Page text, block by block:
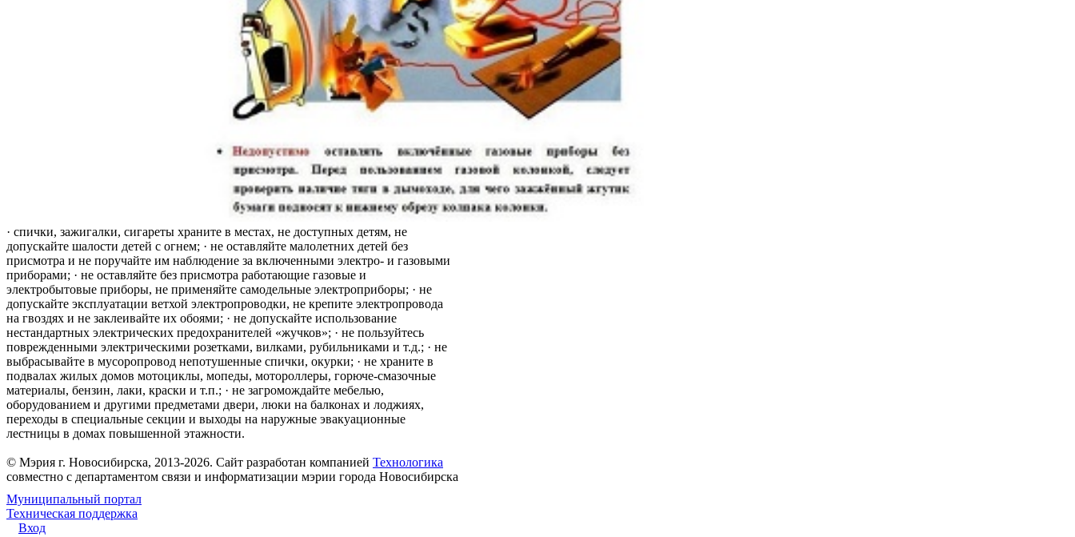
· спички, зажигалки, сигареты храните в местах, не доступных детям, не
допускайте шалости детей с огнем; · не оставляйте малолетних детей без
присмотра и не поручайте им наблюдение за включенными электро- и газовыми
приборами; · не оставляйте без присмотра работающие газовые и
электробытовые приборы, не применяйте самодельные электроприборы; · не
допускайте эксплуатации ветхой электропроводки, не крепите электропровода
на гвоздях и не заклеивайте их обоями; · не допускайте использование
нестандартных электрических предохранителей «жучков»; · не пользуйтесь
поврежденными электрическими розетками, вилками, рубильниками и т.д.; · не
выбрасывайте в мусоропровод непотушенные спички, окурки; · не храните в
подвалах жилых домов мотоциклы, мопеды, мотороллеры, горюче-смазочные
материалы, бензин, лаки, краски и т.п.; · не загромождайте мебелью,
оборудованием и другими предметами двери, люки на балконах и лоджиях,
переходы в специальные секции и выходы на наружные эвакуационные
лестницы в домах повышенной этажности.
© Мэрия г. Новосибирска, 2013-2026. Сайт разработан компанией Технологика
совместно с департаментом связи и информатизации мэрии города Новосибирска
Муниципальный портал
Техническая поддержка
Вход